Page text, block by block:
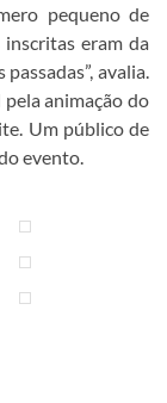
pequeno de
inscritas eram da
avalia.
animação do
Um público de
evento.